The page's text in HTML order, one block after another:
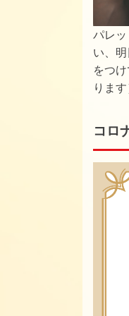
パレ
い、
をつ
りま
コロ